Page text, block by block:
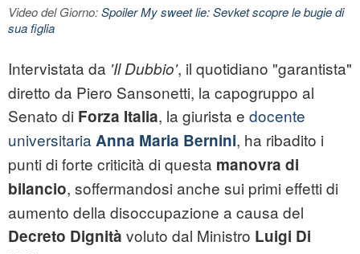
Video del Giorno:Spoiler My sweet lie: Sevket scopre le bugie di
sua figlia
Intervistata da 'Il Dubbio', il quotidiano "garantista"
diretto da Piero Sansonetti, la capogruppo al
Senato di Forza Italia, la giurista e docente
universitaria Anna Maria Bernini, ha ribadito i
punti di forte criticità di questa manovra di
bilancio, soffermandosi anche sui primi effetti di
aumento della disoccupazione a causa del
Decreto Dignità voluto dal Ministro Luigi Di